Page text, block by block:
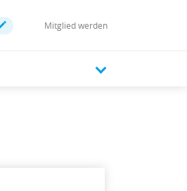
Mitglied werden